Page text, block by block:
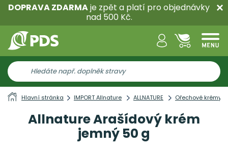
DOPRAVA ZDARMAje zpět a platí pro objednávky
nad 500 Kč.
Hlavní stránka IMPORT Allnature ALLNATURE Ořechové krémy
Allnature Arašídový krém
jemný 50 g